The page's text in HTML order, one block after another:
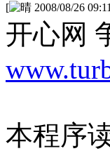
[
2008/08/26
开心网
本程序